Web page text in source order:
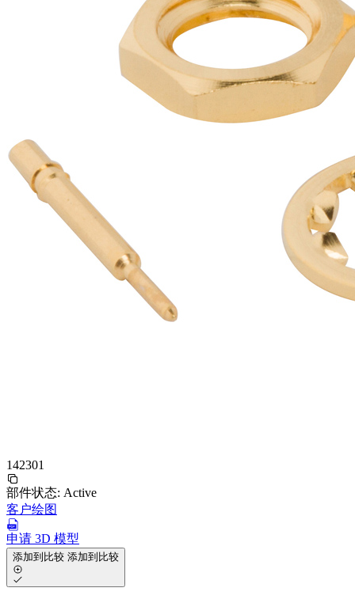
142301
部件状态: Active
客户绘图
申请 3D 模型
添加到比较 添加到比较